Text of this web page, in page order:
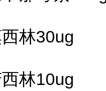
林30ug
林10ug